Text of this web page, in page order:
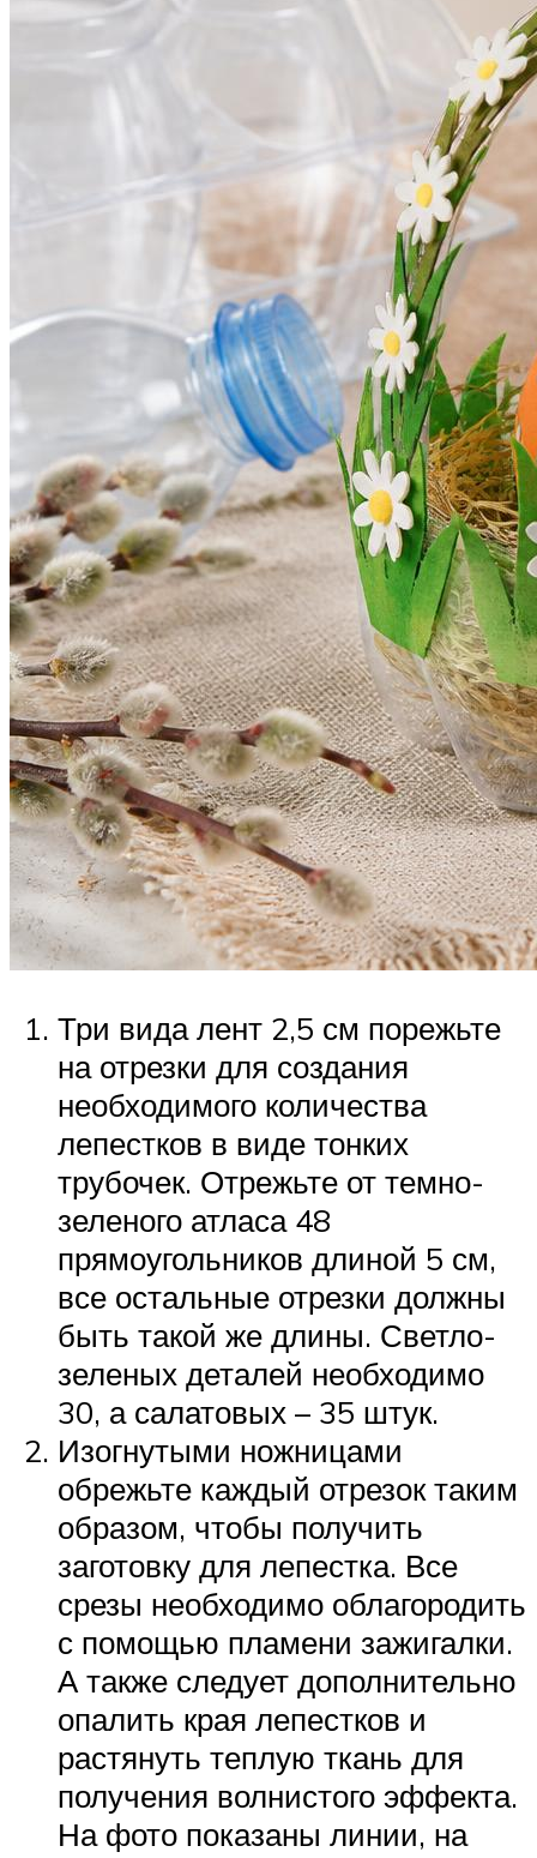
Три вида лент 2,5 см порежьте
на отрезки для создания
необходимого количества
лепестков в виде тонких
трубочек. Отрежьте от темно-
зеленого атласа 48
прямоугольников длиной 5 см,
все остальные отрезки должны
быть такой же длины. Светло-
зеленых деталей необходимо
30, а салатовых – 35 штук.
Изогнутыми ножницами
обрежьте каждый отрезок таким
образом, чтобы получить
заготовку для лепестка. Все
срезы необходимо облагородить
с помощью пламени зажигалки.
А также следует дополнительно
опалить края лепестков и
растянуть теплую ткань для
получения волнистого эффекта.
На фото показаны линии, на